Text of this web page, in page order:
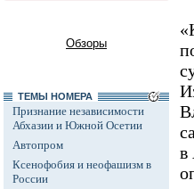
Обзоры
ТЕМЫ НОМЕРА
Признание независимости
Абхазии и Южной Осетии
Автопром
Ксенофобия и неофашизм в
России
в